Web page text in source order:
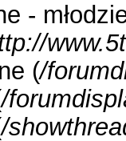
-
(/
/
/